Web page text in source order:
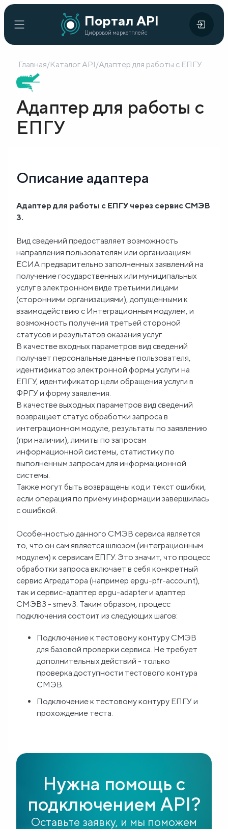
Портал API
Цифровой маркетплейс
Портал
API
Цифровой
маркетплейс
Главная
Каталог
API
Кейсы
внедрения
Готовые
решения
Блог
О
нас
FAQ
Главная/Каталог API/Адаптер для работы с ЕПГУ
Адаптер для работы с
ЕПГУ
Описание адаптера
Адаптер для работы с ЕПГУ через сервис СМЭВ
3.
Вид сведений предоставляет возможность
направления пользователям или организациям
ЕСИА предварительно заполненных заявлений на
получение государственных или муниципальных
услуг в электронном виде третьими лицами
(сторонними организациями), допущенными к
взаимодействию с Интеграционным модулем, и
возможность получения третьей стороной
статусов и результатов оказания услуг.
В качестве входных параметров вид сведений
получает персональные данные пользователя,
идентификатор электронной формы услуги на
ЕПГУ, идентификатор цели обращения услуги в
ФРГУ и форму заявления.
В качестве выходных параметров вид сведений
возвращает статус обработки запроса в
интеграционном модуле, результаты по заявлению
(при наличии), лимиты по запросам
информационной системы, статистику по
выполненным запросам для информационной
системы.
Также могут быть возвращены код и текст ошибки,
если операция по приёму информации завершилась
с ошибкой.
Особенностью данного СМЭВ сервиса является
то, что он сам является шлюзом (интеграционным
модулем) к сервисам ЕПГУ. Это значит, что процесс
обработки запроса включает в себя конкретный
сервис Агредатора (например epgu-pfr-account),
так и сервис-адаптер epgu-adapter и адаптер
СМЭВ3 - smev3. Таким образом, процесс
подключения состоит из следующих шагов:
Подключение к тестовому контуру СМЭВ
для базовой проверки сервиса. Не требует
дополнительных действий - только
проверка доступности тестового контура
СМЭВ.
Подключение к тестовому контуру ЕПГУ и
прохождение теста.
Нужна помощь с
подключением API?
Оставьте заявку, и мы поможем